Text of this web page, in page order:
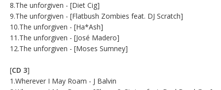
8.The unforgiven - [Diet Cig]
9.The unforgiven - [Flatbush Zombies feat. DJ Scratch]
10.The unforgiven - [Ha*Ash]
11.The unforgiven - [José Madero]
12.The unforgiven - [Moses Sumney]
[CD 3]
1.Wherever I May Roam - J Balvin